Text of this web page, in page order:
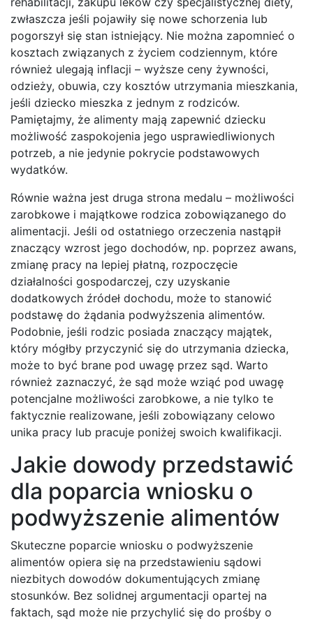
zwłaszcza jeśli pojawiły się nowe schorzenia lub
pogorszył się stan istniejący. Nie można zapomnieć o
kosztach związanych z życiem codziennym, które
również ulegają inflacji – wyższe ceny żywności,
odzieży, obuwia, czy kosztów utrzymania mieszkania,
jeśli dziecko mieszka z jednym z rodziców.
Pamiętajmy, że alimenty mają zapewnić dziecku
możliwość zaspokojenia jego usprawiedliwionych
potrzeb, a nie jedynie pokrycie podstawowych
wydatków.
Równie ważna jest druga strona medalu – możliwości
zarobkowe i majątkowe rodzica zobowiązanego do
alimentacji. Jeśli od ostatniego orzeczenia nastąpił
znaczący wzrost jego dochodów, np. poprzez awans,
zmianę pracy na lepiej płatną, rozpoczęcie
działalności gospodarczej, czy uzyskanie
dodatkowych źródeł dochodu, może to stanowić
podstawę do żądania podwyższenia alimentów.
Podobnie, jeśli rodzic posiada znaczący majątek,
który mógłby przyczynić się do utrzymania dziecka,
może to być brane pod uwagę przez sąd. Warto
również zaznaczyć, że sąd może wziąć pod uwagę
potencjalne możliwości zarobkowe, a nie tylko te
faktycznie realizowane, jeśli zobowiązany celowo
unika pracy lub pracuje poniżej swoich kwalifikacji.
Jakie dowody przedstawić
dla poparcia wniosku o
podwyższenie alimentów
Skuteczne poparcie wniosku o podwyższenie
alimentów opiera się na przedstawieniu sądowi
niezbitych dowodów dokumentujących zmianę
stosunków. Bez solidnej argumentacji opartej na
faktach, sąd może nie przychylić się do prośby o